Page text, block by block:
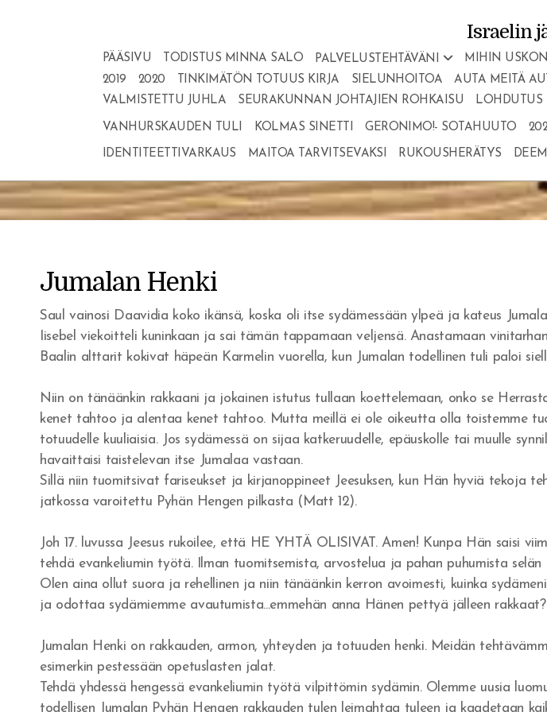
Israelin
PÄÄSIVU TODISTUS MINNA SALO PALVELUSTEHTÄVÄNI MIHIN
2019
2020 TINKIMÄTÖN TOTUUS KIRJA SIELUNHOITOA AUTA MEITÄ
VALMISTETTU JUHLA
SEURAKUNNAN JOHTAJIEN ROHKAISU LOHDUTUS
VANHURSKAUDEN TULI KOLMAS SINETTI GERONIMO!- SOTAHUUTO
IDENTITEETTIVARKAUS MAITOA TARVITSEVAKSI RUKOUSHERÄTYS
Jumalan Henki
Jumalan Henki
Saul vainosi Daavidia koko ikänsä, koska oli itse sydämessään ylpeä ja kateus
Iisebel viekoitteli kuninkaan ja sai tämän tappamaan veljensä. Anastamaan
Baalin alttarit kokivat häpeän Karmelin vuorella, kun Jumalan todellinen tuli paloi
Niin on tänäänkin rakkaani ja jokainen istutus tullaan koettelemaan, onko se
kenet tahtoo ja alentaa kenet tahtoo. Mutta meillä ei ole oikeutta olla toistemme
totuudelle kuuliaisia. Jos sydämessä on sijaa katkeruudelle, epäuskolle tai muulle
havaittaisi taistelevan itse Jumalaa vastaan.
Sillä niin tuomitsivat fariseukset ja kirjanoppineet Jeesuksen, kun Hän hyviä tekoja
jatkossa varoitettu Pyhän Hengen pilkasta (Matt 12).
Joh 17. luvussa Jeesus rukoilee, että HE YHTÄ OLISIVAT. Amen! Kunpa Hän saisi
tehdä evankeliumin työtä. Ilman tuomitsemista, arvostelua ja pahan puhumista selän
Olen aina ollut suora ja rehellinen ja niin tänäänkin kerron avoimesti, kuinka
ja odottaa sydämiemme avautumista...emmehän anna Hänen pettyä jälleen rakkaat?
Jumalan Henki on rakkauden, armon, yhteyden ja totuuden henki. Meidän
esimerkin pestessään opetuslasten jalat.
Tehdä yhdessä hengessä evankeliumin työtä vilpittömin sydämin. Olemme uusia
todellisen Jumalan Pyhän Hengen rakkauden tulen leimahtaa tuleen ja kaadetaan